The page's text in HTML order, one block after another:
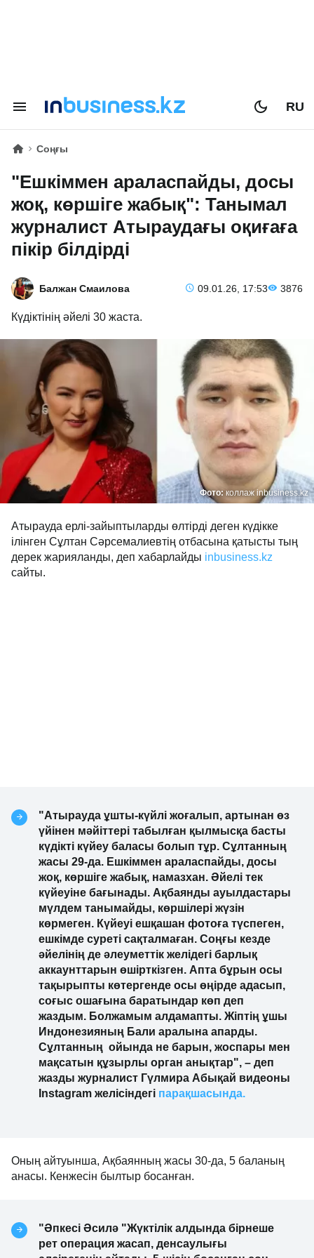
RU
Соңғы
"Ешкіммен араласпайды, досы
жоқ, көршіге жабық": Танымал
журналист Атыраудағы оқиғаға
пікір білдірді
Балжан Смаилова 09.01.26, 17:53 3876
Күдіктінің әйелі 30 жаста.
Фото:коллаж inbusiness.kz
Атырауда ерлі-зайыптыларды өлтірді деген күдікке
ілінген Сұлтан Сәрсемалиевтің отбасына қатысты тың
дерек жарияланды, деп хабарлайды inbusiness.kz
сайты.
"Атырауда ұшты-күйлі жоғалып, артынан өз
үйінен мәйіттері табылған қылмысқа басты
күдікті күйеу баласы болып тұр. Сұлтанның
жасы 29-да. Ешкіммен араласпайды, досы
жоқ, көршіге жабық, намазхан. Әйелі тек
күйеуіне бағынады. Ақбаянды ауылдастары
мүлдем танымайды, көршілері жүзін
көрмеген. Күйеуі ешқашан фотоға түспеген,
ешкімде суреті сақталмаған. Соңғы кезде
әйелінің де әлеуметтік желідегі барлық
аккаунттарын өшірткізген. Апта бұрын осы
тақырыпты көтергенде осы өңірде адасып,
соғыс ошағына баратындар көп деп
жаздым. Болжамым алдамапты. Жіптің ұшы
Индонезияның Бали аралына апарды.
Сұлтанның ойында не барын, жоспары мен
мақсатын құзырлы орган анықтар", – деп
жазды журналист Гүлмира Абықай видеоны
Instagram желісіндегі парақшасында.
Оның айтуынша, Ақбаянның жасы 30-да, 5 баланың
анасы. Кенжесін былтыр босанған.
"Әпкесі Әсилә "Жүктілік алдында бірнеше
рет операция жасап, денсаулығы